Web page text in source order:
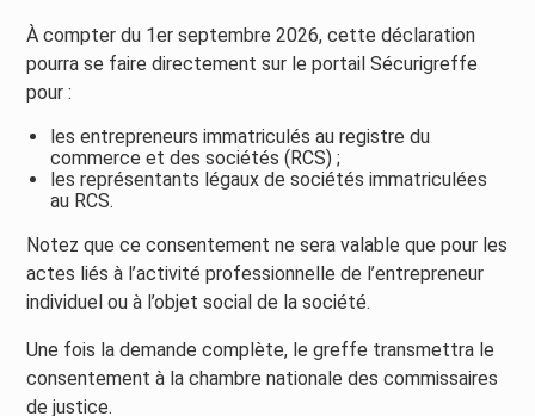
À compter du 1er septembre 2026, cette déclaration
pourra se faire directement sur le portail Sécurigreffe
pour :
les entrepreneurs immatriculés au registre du
commerce et des sociétés (RCS) ;
les représentants légaux de sociétés immatriculées
au RCS.
Notez que ce consentement ne sera valable que pour les
actes liés à l’activité professionnelle de l’entrepreneur
individuel ou à l’objet social de la société.
Une fois la demande complète, le greffe transmettra le
consentement à la chambre nationale des commissaires
de justice.